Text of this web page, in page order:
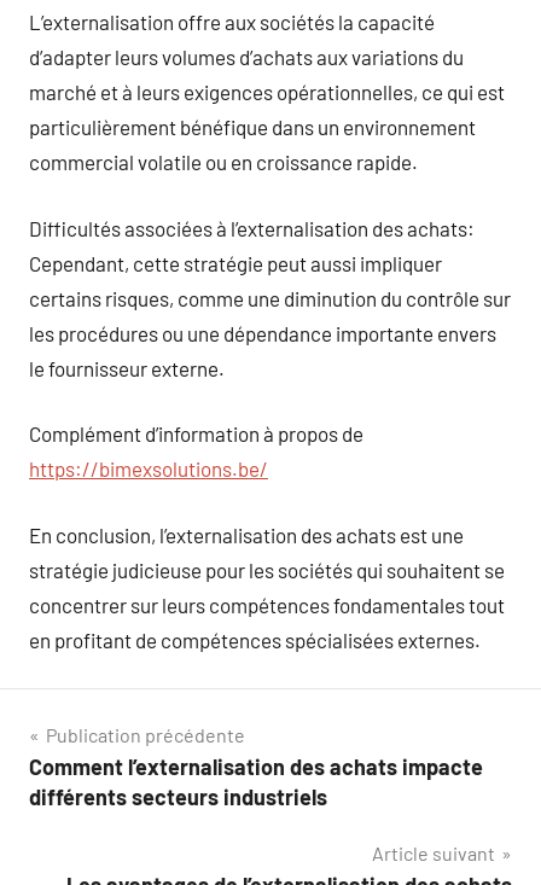
L’externalisation offre aux sociétés la capacité
d’adapter leurs volumes d’achats aux variations du
marché et à leurs exigences opérationnelles, ce qui est
particulièrement bénéfique dans un environnement
commercial volatile ou en croissance rapide.
Difficultés associées à l’externalisation des achats:
Cependant, cette stratégie peut aussi impliquer
certains risques, comme une diminution du contrôle sur
les procédures ou une dépendance importante envers
le fournisseur externe.
Complément d’information à propos de
https://bimexsolutions.be/
En conclusion, l’externalisation des achats est une
stratégie judicieuse pour les sociétés qui souhaitent se
concentrer sur leurs compétences fondamentales tout
en profitant de compétences spécialisées externes.
Navigation
de
Publication précédente
Comment l’externalisation des achats impacte
différents secteurs industriels
Article suivant